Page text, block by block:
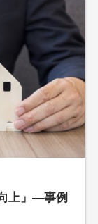
上」―事例